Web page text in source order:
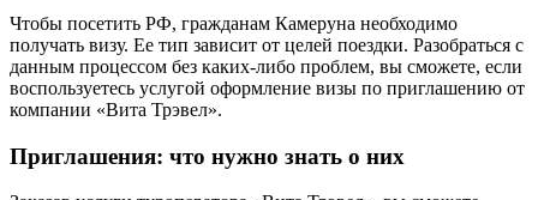
Чтобы посетить РФ, гражданам Камеруна необходимо
получать визу. Ее тип зависит от целей поездки. Разобраться с
данным процессом без каких-либо проблем, вы сможете, если
воспользуетесь услугой оформление визы по приглашению от
компании «Вита Трэвел».
Приглашения: что нужно знать о них